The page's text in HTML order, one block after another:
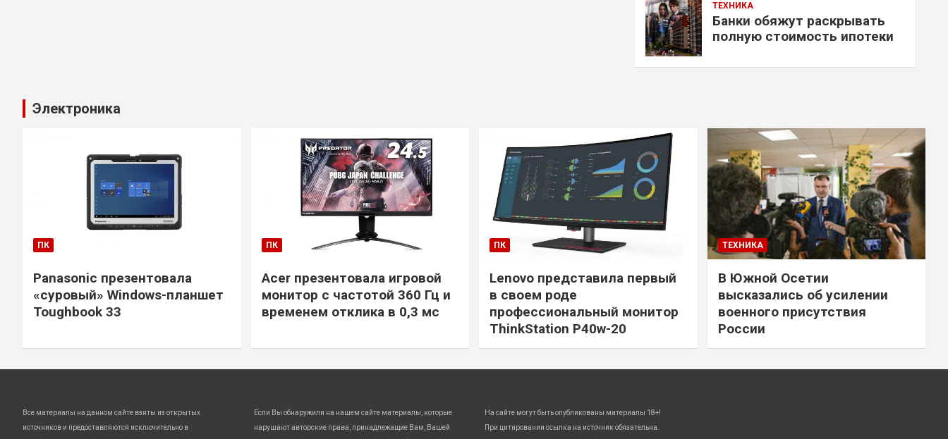
ТЕХНИКА
Банки обяжут раскрывать
полную стоимость ипотеки
Электроника
ПК
Panasonic презентовала
«суровый» Windows-планшет
Toughbook 33
ПК
Acer презентовала игровой
монитор с частотой 360 Гц и
временем отклика в 0,3 мс
ПК
Lenovo представила первый
в своем роде
профессиональный монитор
ThinkStation P40w-20
ТЕХНИКА
В Южной Осетии
высказались об усилении
военного присутствия
России
Все материалы на данном сайте взяты из открытых
источников и предоставляются исключительно в
Если Вы обнаружили на нашем сайте материалы, которые
нарушают авторские права, принадлежащие Вам, Вашей
На сайте могут быть опубликованы материалы 18+!
При цитировании ссылка на источник обязательна.